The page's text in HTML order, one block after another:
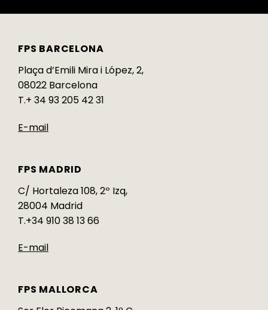
FPS BARCELONA
Plaça d’Emili Mira i López, 2,
08022 Barcelona
T.+ 34 93 205 42 31
E-mail
FPS MADRID
C/ Hortaleza 108, 2º Izq,
28004 Madrid
T.+34 910 38 13 66
E-mail
FPS MALLORCA